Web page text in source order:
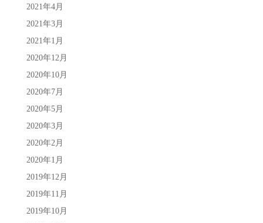
2021年4月
2021年3月
2021年1月
2020年12月
2020年10月
2020年7月
2020年5月
2020年3月
2020年2月
2020年1月
2019年12月
2019年11月
2019年10月